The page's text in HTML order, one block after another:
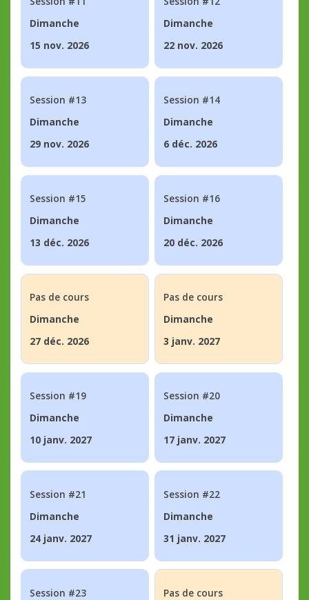
Dimanche
15 nov. 2026
Dimanche
22 nov. 2026
Session #13
Dimanche
29 nov. 2026
Session #14
Dimanche
6 déc. 2026
Session #15
Dimanche
13 déc. 2026
Session #16
Dimanche
20 déc. 2026
Pas de cours
Dimanche
27 déc. 2026
Pas de cours
Dimanche
3 janv. 2027
Session #19
Dimanche
10 janv. 2027
Session #20
Dimanche
17 janv. 2027
Session #21
Dimanche
24 janv. 2027
Session #22
Dimanche
31 janv. 2027
Session #23
Pas de cours